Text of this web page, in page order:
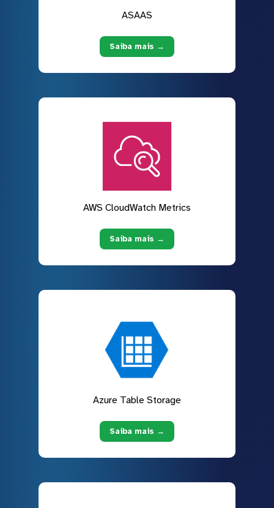
ASAAS
Saiba mais →
AWS CloudWatch Metrics
Saiba mais →
Azure Table Storage
Saiba mais →